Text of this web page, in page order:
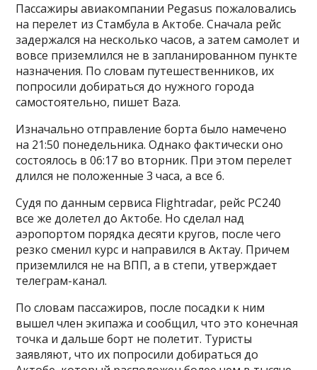
Пассажиры авиакомпании Pegasus пожаловались
на перелет из Стамбула в Актобе. Сначала рейс
задержался на несколько часов, а затем самолет и
вовсе приземлился не в запланированном пункте
назначения. По словам путешественников, их
попросили добираться до нужного города
самостоятельно, пишет Baza.
Изначально отправление борта было намечено
на 21:50 понедельника. Однако фактически оно
состоялось в 06:17 во вторник. При этом перелет
длился не положенные 3 часа, а все 6.
Судя по данным сервиса Flightradar, рейс PC240
все же долетел до Актобе. Но сделал над
аэропортом порядка десяти кругов, после чего
резко сменил курс и направился в Актау. Причем
приземлился не на ВПП, а в степи, утверждает
телеграм-канал.
По словам пассажиров, после посадки к ним
вышел член экипажа и сообщил, что это конечная
точка и дальше борт не полетит. Туристы
заявляют, что их попросили добираться до